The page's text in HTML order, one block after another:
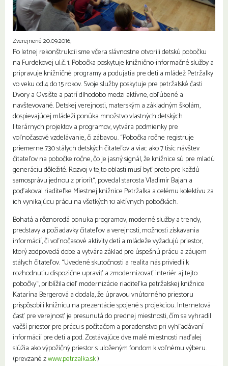
Zverejnené 20.09.2016,
Po letnej rekonštrukcii sme včera slávnostne otvorili detskú pobočku
na Furdekovej ul.č. 1. Pobočka poskytuje knižnično-informačné služby a
pripravuje knižničné programy a podujatia pre deti a mládež Petržalky
vo veku od 4 do 15 rokov. Svoje služby poskytuje pre petržalské časti
Dvory a Ovsište a patrí dlhodobo medzi aktívne, obľúbené a
navštevované. Detskej verejnosti, materským a základným školám,
dospievajúcej mládeži ponúka množstvo vlastných detských
literárnych projektov a programov, vytvára podmienky pre
voľnočasové vzdelávanie, či zábavou. “Pobočka ročne registruje
priemerne 730 stálych detských čitateľov a viac ako 7 tisíc návštev
čitateľov na pobočke ročne, čo je jasný signál, že knižnice sú pre mladú
generáciu dôležité. Rozvoj v tejto oblasti musí byť preto pre každú
samosprávu jednou z priorít“, povedal starosta Vladimír Bajan a
poďakoval riaditeľke Miestnej knižnice Petržalka a celému kolektívu za
ich vynikajúcu prácu na všetkých 10 aktívnych pobočkách.
Bohatá a rôznorodá ponuka programov, moderné služby a trendy,
predstavy a požiadavky čitateľov a verejnosti, možnosti získavania
informácií, či voľnočasové aktivity detí a mládeže vyžadujú priestor,
ktorý zodpovedá dobe a vytvára základ pre úspešnú prácu a záujem
stálych čitateľov. “Uvedené skutočnosti a realita nás priviedli k
rozhodnutiu dispozične upraviť a zmodernizovať interiér aj tejto
pobočky“, priblížila cieľ modernizácie riaditeľka petržalskej knižnice
Katarína Bergerová a dodala, že úpravou vnútorného priestoru
prispôsobili knižnicu na prezentácie spojené s projekciou. Internetová
časť pre verejnosť je presunutá do prednej miestnosti, čím sa vyhradil
väčší priestor pre prácu s počítačom a poradenstvo pri vyhľadávaní
informácií pre deti a pod. Zostávajúce dve malé miestnosti naďalej
slúžia ako výpožičný priestor s uloženým fondom k voľnému výberu.
(prevzané zwww.petrzalka.sk)